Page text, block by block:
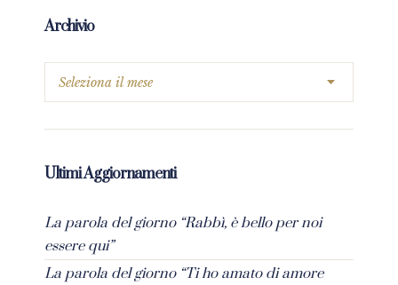
Archivio
Ultimi Aggiornamenti
La parola del giorno “Rabbì, è bello per noi
essere qui”
La parola del giorno “Ti ho amato di amore